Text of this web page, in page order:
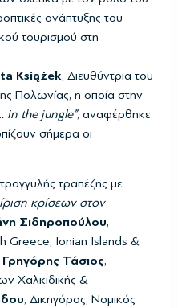
ανάπτυξης του
τουρισμού στη
Książek, Διευθύντρια του
Πολωνίας, η οποία στην
in the jungle”, αναφέρθηκε
σήμερα οι
τραπέζης με
κρίσεων στον
Σιδηροπούλου,
Greece, Ionian Islands &
Γρηγόρης Τάσιος,
Χαλκιδικής &
, Δικηγόρος, Νομικός